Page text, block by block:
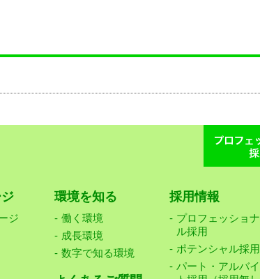
ジ
環境を知る
働く環境
成長環境
数字で知る環境
採用情報
プロフェッショナ
ル採用
ポテンシャル採用
パート・アルバイ